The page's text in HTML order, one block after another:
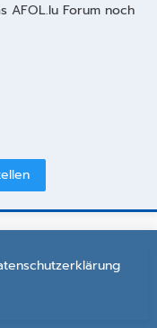
AFOL.lu Forum noch